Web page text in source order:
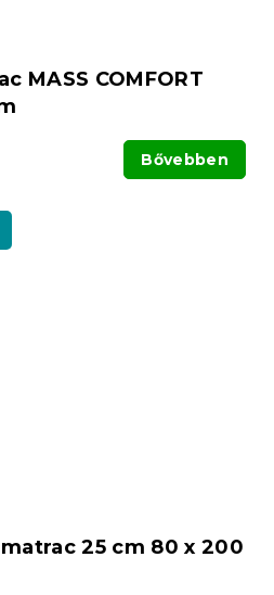
MASS COMFORT
Bővebben
matrac 25 cm 80 x 200